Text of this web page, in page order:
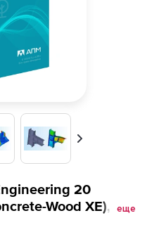
Вперед
20
Wood XE),
еще